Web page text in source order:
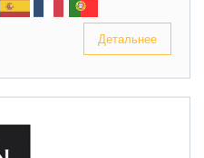
Детальнее